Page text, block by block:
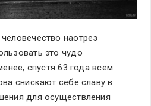
наотрез
это чудо
спустя 63 года всем
снискают себе славу в
для осуществления